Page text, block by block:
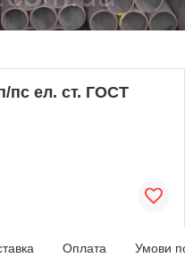
пс ел. ст. ГОСТ
Оплата Умови